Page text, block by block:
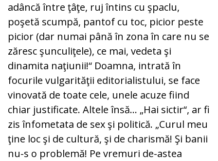
adâncă între ţâţe, ruj întins cu şpaclu,
poşetă scumpă, pantof cu toc, picior peste
picior (dar numai până în zona în care nu se
zăresc şunculiţele), ce mai, vedeta şi
dinamita naţiunii!“ Doamna, intrată în
focurile vulgarităţii editorialistului, se face
vinovată de toate cele, unele acuze fiind
chiar justificate. Altele însă... „Hai sictir“, ar fi
zis înfometata de sex şi politică. „Curul meu
ţine loc şi de cultură, şi de charismă! Şi banii
nu-s o problemă! Pe vremuri de-astea